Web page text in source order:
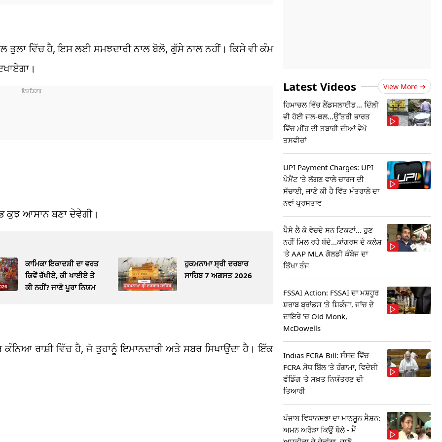
ਵਿੱਚ ਹੈ, ਇਸ ਲਈ ਸਮਝਦਾਰੀ ਨਾਲ ਬੋਲੋ, ਗੁੱਸੇ ਨਾਲ ਨਹੀਂ। ਕਿਸੇ ਵੀ ਕੰਮ
ਆਸਾਨ ਬਣਾ ਦੇਵੇਗੀ।
ਕਾਮਿਕਾ ਇਕਾਦਸ਼ੀ ਦਾ ਵਰਤ
ਕਿਵੇਂ ਰੱਖੀਏ, ਕੀ ਖਾਈਏ ਤੇ
ਕੀ ਨਹੀਂ? ਜਾਣੋ ਪੂਰਾ ਨਿਯਮ
ਹੁਕਮਨਾਮਾ ਸ੍ਰੀ ਦਰਬਾਰ
ਸਾਹਿਬ 7 ਅਗਸਤ 2026
ਰਾਸ਼ੀ ਵਿੱਚ ਹੈ, ਜੋ ਤੁਹਾਨੂੰ ਇਮਾਨਦਾਰੀ ਅਤੇ ਸਬਰ ਸਿਖਾਉਂਦਾ ਹੈ। ਇੱਕ
Latest Videos View More
ਹਿਮਾਚਲ ਵਿੱਚ ਲੈਂਡਸਲਾਈਡ... ਦਿੱਲੀ
ਵੀ ਹੋਈ ਜਲ-ਥਲ...ਉੱਤਰੀ ਭਾਰਤ
ਵਿੱਚ ਮੀਂਹ ਦੀ ਤਬਾਹੀ ਦੀਆਂ ਵੇਖੋ
ਤਸਵੀਰਾਂ
UPI Payment Charges: UPI
ਪੇਮੈਂਟ 'ਤੇ ਲੱਗਣ ਵਾਲੇ ਚਾਰਜ ਦੀ
ਸੱਚਾਈ, ਜਾਣੋ ਕੀ ਹੈ ਵਿੱਤ ਮੰਤਰਾਲੇ ਦਾ
ਨਵਾਂ ਪ੍ਰਸਤਾਵ
ਪੈਸੇ ਲੈ ਕੇ ਵੇਚਦੇ ਸਨ ਟਿਕਟਾਂ... ਹੁਣ
ਨਹੀਂ ਮਿਲ ਰਹੇ ਬੰਦੇ...ਕਾਂਗਰਸ ਦੇ ਕਲੇਸ਼
'ਤੇ AAP MLA ਗੋਲਡੀ ਕੰਬੋਜ ਦਾ
ਤਿੱਖਾ ਤੰਜ
FSSAI Action: FSSAI ਦਾ ਮਸ਼ਹੂਰ
ਸ਼ਰਾਬ ਬ੍ਰਾਂਡਸ 'ਤੇ ਸ਼ਿਕੰਜਾ, ਜਾਂਚ ਦੇ
ਦਾਇਰੇ 'ਚ Old Monk,
McDowells
Indias FCRA Bill: ਸੰਸਦ ਵਿੱਚ
FCRA ਸੋਧ ਬਿੱਲ 'ਤੇ ਹੰਗਾਮਾ, ਵਿਦੇਸ਼ੀ
ਫੰਡਿੰਗ 'ਤੇ ਸਖ਼ਤ ਨਿਯੰਤਰਣ ਦੀ
ਤਿਆਰੀ
ਪੰਜਾਬ ਵਿਧਾਨਸਭਾ ਦਾ ਮਾਨਸੂਨ ਸੈਸ਼ਨ:
ਅਮਨ ਅਰੋੜਾ ਕਿਉਂ ਬੋਲੇ - ਮੈਂ